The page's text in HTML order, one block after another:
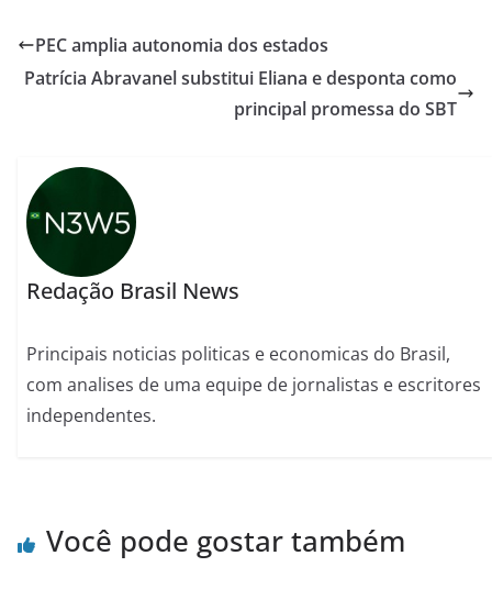
PEC amplia autonomia dos estados
Patrícia Abravanel substitui Eliana e desponta como
principal promessa do SBT
Redação Brasil News
Principais noticias politicas e economicas do Brasil,
com analises de uma equipe de jornalistas e escritores
independentes.
Você pode gostar também